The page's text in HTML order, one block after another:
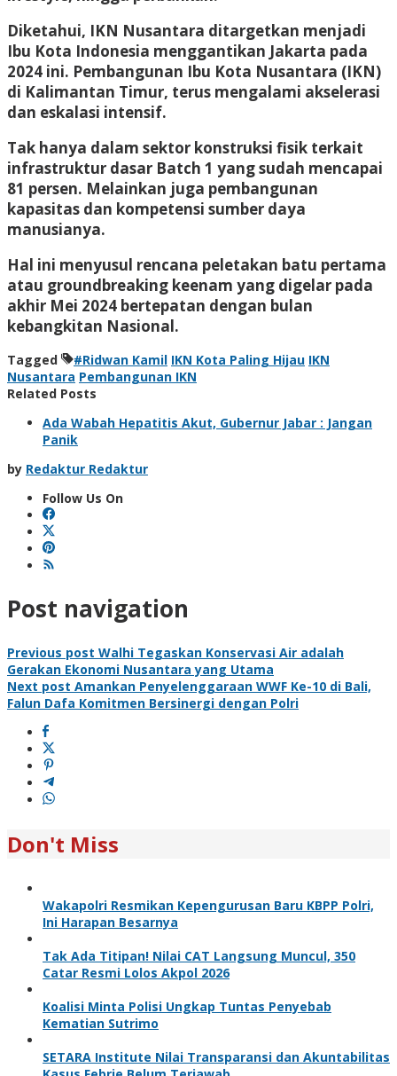
Diketahui, IKN Nusantara ditargetkan menjadi
Ibu Kota Indonesia menggantikan Jakarta pada
2024 ini. Pembangunan Ibu Kota Nusantara (IKN)
di Kalimantan Timur, terus mengalami akselerasi
dan eskalasi intensif.
Tak hanya dalam sektor konstruksi fisik terkait
infrastruktur dasar Batch 1 yang sudah mencapai
81 persen. Melainkan juga pembangunan
kapasitas dan kompetensi sumber daya
manusianya.
Hal ini menyusul rencana peletakan batu pertama
atau groundbreaking keenam yang digelar pada
akhir Mei 2024 bertepatan dengan bulan
kebangkitan Nasional.
Tagged #Ridwan Kamil IKN Kota Paling Hijau IKN
Nusantara Pembangunan IKN
Related Posts
Ada Wabah Hepatitis Akut, Gubernur Jabar : Jangan
Panik
by Redaktur Redaktur
Follow Us On
Post navigation
Previous post Walhi Tegaskan Konservasi Air adalah
Gerakan Ekonomi Nusantara yang Utama
Next post Amankan Penyelenggaraan WWF Ke-10 di Bali,
Falun Dafa Komitmen Bersinergi dengan Polri
Don't Miss
Wakapolri Resmikan Kepengurusan Baru KBPP Polri,
Ini Harapan Besarnya
Tak Ada Titipan! Nilai CAT Langsung Muncul, 350
Catar Resmi Lolos Akpol 2026
Koalisi Minta Polisi Ungkap Tuntas Penyebab
Kematian Sutrimo
SETARA Institute Nilai Transparansi dan Akuntabilitas